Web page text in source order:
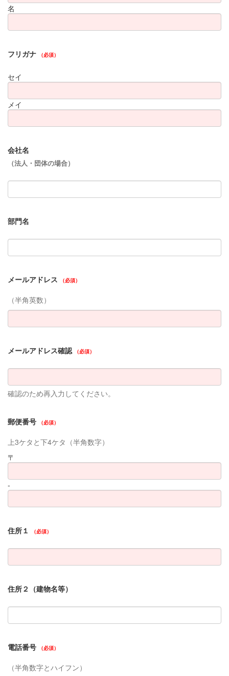
名
フリガナ （必須）
セイ
メイ
会社名
（法人・団体の場合）
部門名
メールアドレス （必須）
（半角英数）
メールアドレス確認 （必須）
確認のため再入力してください。
郵便番号 （必須）
上3ケタと下4ケタ（半角数字）
〒
-
住所１ （必須）
住所２（建物名等）
電話番号 （必須）
（半角数字とハイフン）